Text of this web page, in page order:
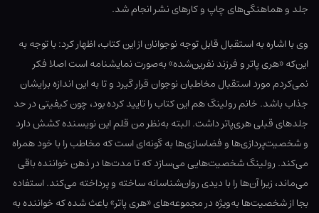
جلد و هماهنگی‌های چاپ و کارهای نشر انجام شد.
وی با اشاره به استقبال قابل توجه نوجوانان از این کتاب، اظهار کرد: با توجه به
این‌که «هری پاتر و فرزند نفرین‌شده» به‌صورت نمایشنامه است اصلا فکر
نمی‌کردم مورد استقبال مخاطبان نوجوان قرار گیرد و تا به این اندازه برایشان
جذاب باشد. خانم رولینگ هم این کتاب را تایید کرده بود، چون کیفیتی در حد
جلدهای قبلی هری‌پاتر داشت. البته به‌نظر من قلم این نویسنده کشش دارد
و شخصیت‌پردازی‌ها و فضاسازی‌ها به گونه‌ای است که مخاطب را با خود همراه
می‌کند. رولینگ شخصیت‌هایی می‌سازد که تا مدت‌ها در ذهن خواننده باقی
می‌ماند، زیرا آن‌ها را با دیدی روان‌شناسانه ساخته و پرداخته می‌کند. استفاده
بجا از شخصیت‌ها به‌ویژه در مجموعه‌های «هری پاتر» باعث شده که خواننده به